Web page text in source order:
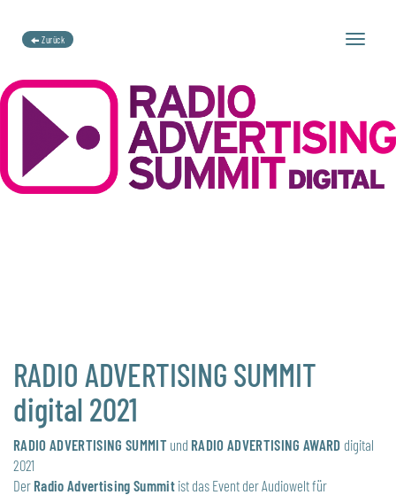
Toggle
Zurück
RADIO ADVERTISING SUMMIT
digital 2021
RADIO ADVERTISING SUMMIT und RADIO ADVERTISING AWARD digital
2021
Der Radio Advertising Summit ist das Event der Audiowelt für